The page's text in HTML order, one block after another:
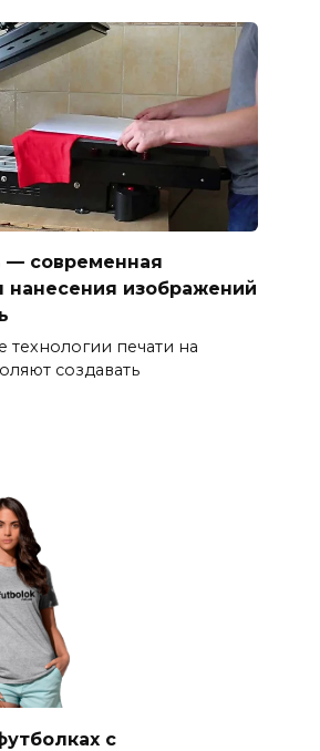
— современная
нанесения изображений
печати на
создавать
с